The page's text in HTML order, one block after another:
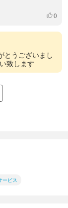
いいね
0
とうございまし
致します
ービス